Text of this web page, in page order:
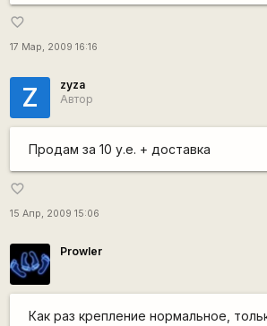
favorite_border
17 Мар, 2009 16:16
Z
zyza
Автор
Продам за 10 у.е. + доставка
favorite_border
15 Апр, 2009 15:06
Prowler
Как раз крепление нормальное,